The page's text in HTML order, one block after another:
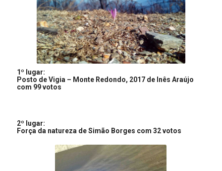
1º lugar:
Posto de Vigia – Monte Redondo, 2017 de Inês Araújo
com 99 votos
2º lugar:
Força da natureza de Simão Borges com 32 votos